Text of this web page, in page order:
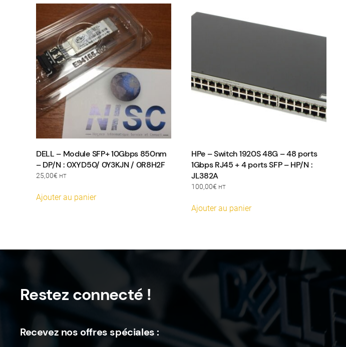
DELL – Module SFP+ 10Gbps 850nm
– DP/N : 0XYD50/ 0Y3KJN / 0R8H2F
25,00€ HT
Ajouter au panier
HPe – Switch 1920S 48G – 48 ports
1Gbps RJ45 + 4 ports SFP – HP/N :
JL382A
100,00€ HT
Ajouter au panier
Restez connecté !
Recevez nos offres spéciales :